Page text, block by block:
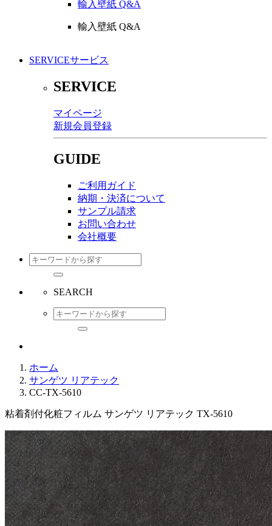
輸入壁紙 Q&A
輸入壁紙 Q&A
SERVICEサービス
SERVICE
マイページ
新規会員登録
GUIDE
ご利用ガイド
納期・決済について
サンプル請求
お問い合わせ
会社概要
SEARCH
ホーム
サンゲツ リアテック
CC-TX-5610
粘着剤付化粧フィルム サンゲツ リアテック TX-5610